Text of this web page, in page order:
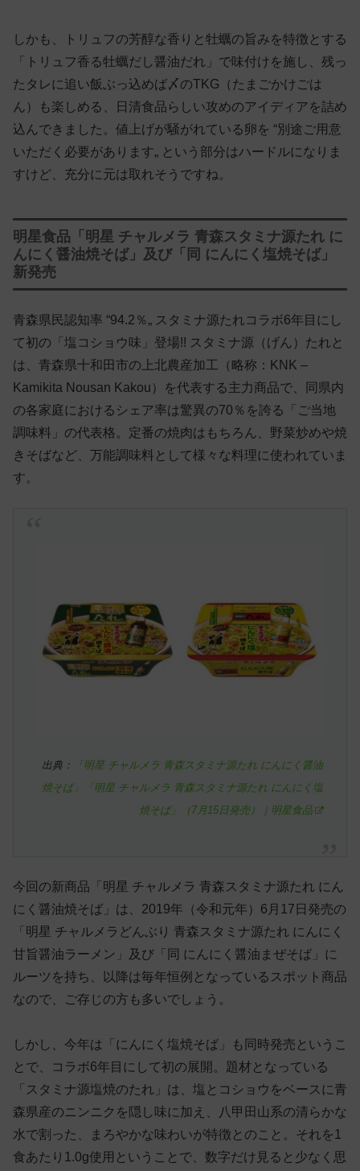
しかも、トリュフの芳醇な香りと牡蠣の旨みを特徴とする
「トリュフ香る牡蠣だし醤油だれ」で味付けを施し、残っ
たタレに追い飯ぶっ込めば〆のTKG（たまごかけごは
ん）も楽しめる、日清食品らしい攻めのアイディアを詰め
込んできました。値上げが騒がれている卵を “別途ご用意
いただく必要があります„ という部分はハードルになりま
すけど、充分に元は取れそうですね。
明星食品「明星 チャルメラ 青森スタミナ源たれ に
んにく醤油焼そば」及び「同 にんにく塩焼そば」
新発売
青森県民認知率 “94.2％„ スタミナ源たれコラボ6年目にし
て初の「塩コショウ味」登場!! スタミナ源（げん）たれと
は、青森県十和田市の上北農産加工（略称：KNK –
Kamikita Nousan Kakou）を代表する主力商品で、同県内
の各家庭におけるシェア率は驚異の70％を誇る「ご当地
調味料」の代表格。定番の焼肉はもちろん、野菜炒めや焼
きそばなど、万能調味料として様々な料理に使われていま
す。
出典：
「明星 チャルメラ 青森スタミナ源たれ にんにく醤油
焼そば」「明星 チャルメラ 青森スタミナ源たれ にんにく塩
焼そば」（7月15日発売）｜明星食品
今回の新商品「明星 チャルメラ 青森スタミナ源たれ にん
にく醤油焼そば」は、2019年（令和元年）6月17日発売の
「明星 チャルメラどんぶり 青森スタミナ源たれ にんにく
甘旨醤油ラーメン」及び「同 にんにく醤油まぜそば」に
ルーツを持ち、以降は毎年恒例となっているスポット商品
なので、ご存じの方も多いでしょう。
しかし、今年は「にんにく塩焼そば」も同時発売というこ
とで、コラボ6年目にして初の展開。題材となっている
「スタミナ源塩焼のたれ」は、塩とコショウをベースに青
森県産のニンニクを隠し味に加え、八甲田山系の清らかな
水で割った、まろやかな味わいが特徴とのこと。それを1
食あたり1.0g使用ということで、数字だけ見ると少なく思